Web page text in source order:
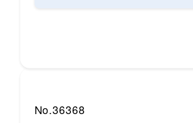
No.36368